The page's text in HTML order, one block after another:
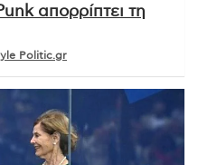
απορρίπτει τη
Politic.gr